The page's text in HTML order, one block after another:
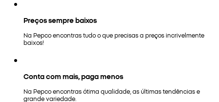
Preços sempre baixos
Na Pepco encontras tudo o que precisas a preços incrivelmente
baixos!
Conta com mais, paga menos
Na Pepco encontras ótima qualidade, as últimas tendências e
grande variedade.